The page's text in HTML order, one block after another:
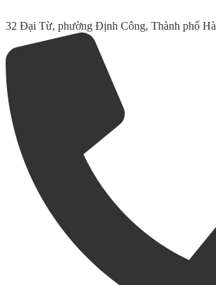
32 Đại Từ, phường Định Công, Thành phố